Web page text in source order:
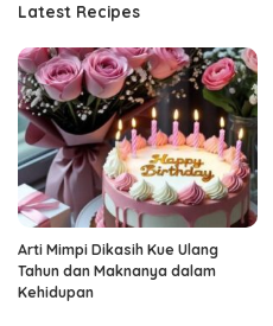
Latest Recipes
Arti Mimpi Dikasih Kue Ulang
Tahun dan Maknanya dalam
Kehidupan